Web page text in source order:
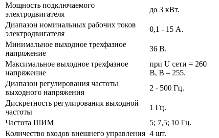
Мощность подключаемого
электродвигателя
до 3 кВт.
Диапазон номинальных рабочих токов
электродвигателя
0,1 - 15 А.
Минимальное выходное трехфазное
напряжение
36 В.
Максимальное выходное трехфазное
напряжение
при U сети = 260
В, В – 255.
Диапазон регулирования частоты
выходного напряжения
2 - 500 Гц.
Дискретность регулирования выходной
частоты
1 Гц.
Частота ШИМ
5; 7,5; 10 Гц.
Количество входов внешнего управления 4 шт.